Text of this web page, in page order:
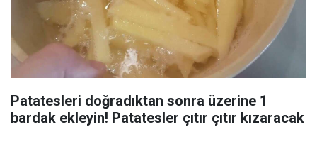
Patatesleri doğradıktan sonra üzerine 1
bardak ekleyin! Patatesler çıtır çıtır kızaracak